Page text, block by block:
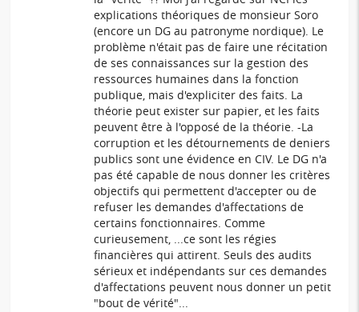
explications théoriques de monsieur Soro
(encore un DG au patronyme nordique). Le
problème n'était pas de faire une récitation
de ses connaissances sur la gestion des
ressources humaines dans la fonction
publique, mais d'expliciter des faits. La
théorie peut exister sur papier, et les faits
peuvent être à l'opposé de la théorie. -La
corruption et les détournements de deniers
publics sont une évidence en CIV. Le DG n'a
pas été capable de nous donner les critères
objectifs qui permettent d'accepter ou de
refuser les demandes d'affectations de
certains fonctionnaires. Comme
curieusement, ...ce sont les régies
financières qui attirent. Seuls des audits
sérieux et indépendants sur ces demandes
d'affectations peuvent nous donner un petit
"bout de vérité"...